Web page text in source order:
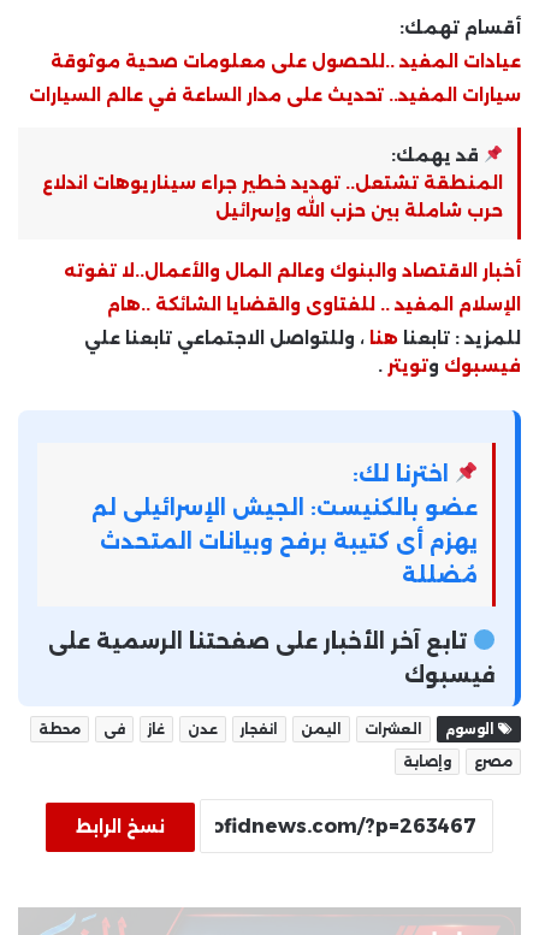
أقسام تهمك:
عيادات المفيد ..للحصول على معلومات صحية موثوقة
سيارات المفيد.. تحديث على مدار الساعة في عالم السيارات
قد يهمك:
المنطقة تشتعل.. تهديد خطير جراء سيناريوهات اندلاع
حرب شاملة بين حزب الله وإسرائيل
أخبار الاقتصاد والبنوك وعالم المال والأعمال..لا تفوته
الإسلام المفيد .. للفتاوى والقضايا الشائكة ..هام
للمزيد : تابعنا هنا ، وللتواصل الاجتماعي تابعنا علي
فيسبوك وتويتر .
اخترنا لك:
عضو بالكنيست: الجيش الإسرائيلى لم
يهزم أى كتيبة برفح وبيانات المتحدث
مُضللة
تابع آخر الأخبار على صفحتنا الرسمية على
فيسبوك
الوسوم العشرات اليمن انفجار عدن غاز فى
محطة
مصرع
وإصابة
نسخ الرابط